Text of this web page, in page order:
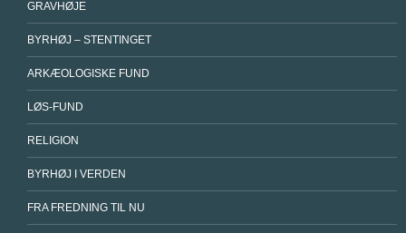
GRAVHØJE
BYRHØJ – STENTINGET
ARKÆOLOGISKE FUND
LØS-FUND
RELIGION
BYRHØJ I VERDEN
FRA FREDNING TIL NU